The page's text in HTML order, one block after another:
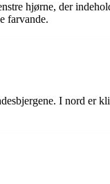
hjørne, der
farvande.
I nord er